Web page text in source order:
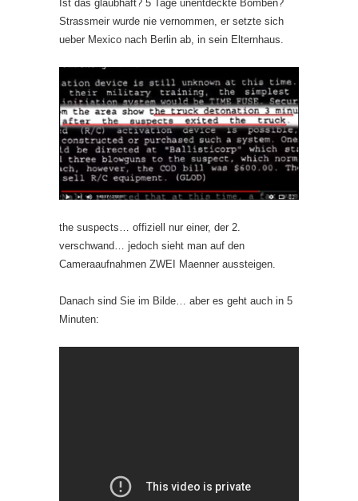
Ist das glaubhaft? 5 Tage unentdeckte Bomben?
Strassmeir wurde nie vernommen, er setzte sich
ueber Mexico nach Berlin ab, in sein Elternhaus.
the suspects… offiziell nur einer, der 2.
verschwand… jedoch sieht man auf den
Cameraaufnahmen ZWEI Maenner aussteigen.
Danach sind Sie im Bilde… aber es geht auch in 5
Minuten: